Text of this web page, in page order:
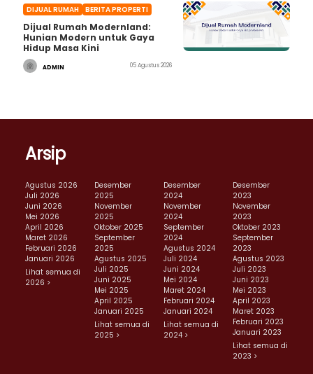
DIJUAL RUMAH BERITA PROPERTI
Dijual Rumah Modernland:
Hunian Modern untuk Gaya
Hidup Masa Kini
ADMIN 05 Agustus 2026
Arsip
Agustus 2026
Juli 2026
Juni 2026
Mei 2026
April 2026
Maret 2026
Februari 2026
Januari 2026
Lihat semua di
2026 >
Desember
2025
November
2025
Oktober 2025
September
2025
Agustus 2025
Juli 2025
Juni 2025
Mei 2025
April 2025
Januari 2025
Lihat semua di
2025 >
Desember
2024
November
2024
September
2024
Agustus 2024
Juli 2024
Juni 2024
Mei 2024
Maret 2024
Februari 2024
Januari 2024
Lihat semua di
2024 >
Desember
2023
November
2023
Oktober 2023
September
2023
Agustus 2023
Juli 2023
Juni 2023
Mei 2023
April 2023
Maret 2023
Februari 2023
Januari 2023
Lihat semua di
2023 >